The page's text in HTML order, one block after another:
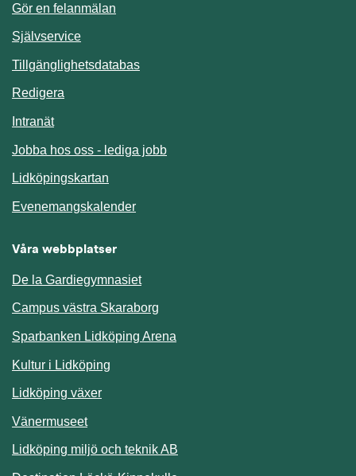
Gör en felanmälan
SjälvserviceLänk till annan webbplats.
TillgänglighetsdatabasLänk till annan webbplats.
Redigera
IntranätLänk till annan webbplats.
Jobba hos oss - lediga jobb
Lidköpingskartan
EvenemangskalenderLänk till annan webbplats.
Våra webbplatser
De la Gardiegymnasiet
Campus västra Skaraborg
Sparbanken Lidköping Arena
Kultur i Lidköping
Lidköping växer
Vänermuseet
Lidköping miljö och teknik AB